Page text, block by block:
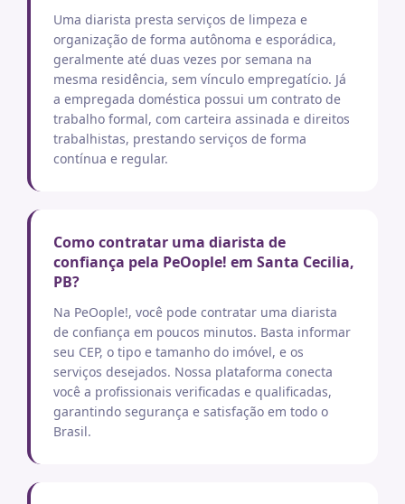
Uma diarista presta serviços de limpeza e
organização de forma autônoma e esporádica,
geralmente até duas vezes por semana na
mesma residência, sem vínculo empregatício. Já
a empregada doméstica possui um contrato de
trabalho formal, com carteira assinada e direitos
trabalhistas, prestando serviços de forma
contínua e regular.
Como contratar uma diarista de
confiança pela PeOople! em Santa Cecilia,
PB?
Na PeOople!, você pode contratar uma diarista
de confiança em poucos minutos. Basta informar
seu CEP, o tipo e tamanho do imóvel, e os
serviços desejados. Nossa plataforma conecta
você a profissionais verificadas e qualificadas,
garantindo segurança e satisfação em todo o
Brasil.